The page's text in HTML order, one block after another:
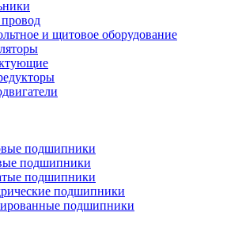
и щитовое оборудование
подшипники
подшипники
подшипники
подшипники
подшипники